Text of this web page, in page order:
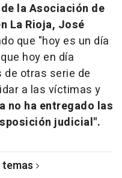
la Asociación de
La Rioja, José
que "hoy es un día
hoy en día
otras serie de
a las víctimas y
no ha entregado las
judicial".